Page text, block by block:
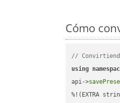
Cómo
//
using
api->